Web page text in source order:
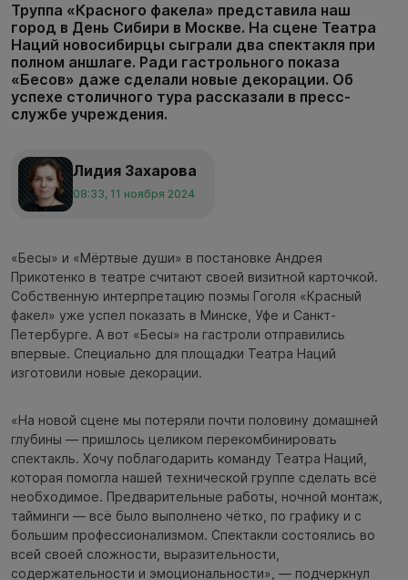
Труппа «Красного факела» представила наш
город в День Сибири в Москве. На сцене Театра
Наций новосибирцы сыграли два спектакля при
полном аншлаге. Ради гастрольного показа
«Бесов» даже сделали новые декорации. Об
успехе столичного тура рассказали в пресс-
службе учреждения.
Лидия Захарова
08:33, 11 ноября 2024
«Бесы» и «Мёртвые души» в постановке Андрея
Прикотенко в театре считают своей визитной карточкой.
Собственную интерпретацию поэмы Гоголя «Красный
факел» уже успел показать в Минске, Уфе и Санкт-
Петербурге. А вот «Бесы» на гастроли отправились
впервые. Специально для площадки Театра Наций
изготовили новые декорации.
«На новой сцене мы потеряли почти половину домашней
глубины — пришлось целиком перекомбинировать
спектакль. Хочу поблагодарить команду Театра Наций,
которая помогла нашей технической группе сделать всё
необходимое. Предварительные работы, ночной монтаж,
тайминги — всё было выполнено чётко, по графику и с
большим профессионализмом. Спектакли состоялись во
всей своей сложности, выразительности,
содержательности и эмоциональности», — подчеркнул